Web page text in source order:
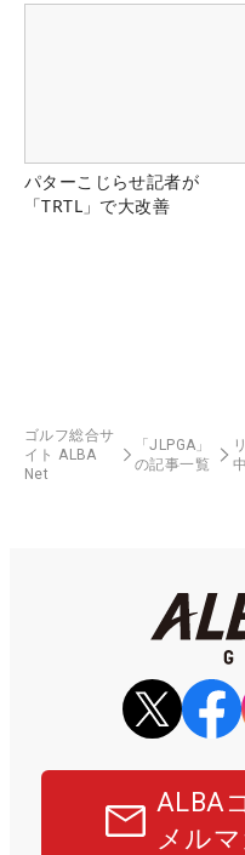
パターこじらせ記者が
「TRTL」で大改善
ゴルフ総合サ
イト ALBA
Net
「JLPGA」
の記事一覧
ALBA
メル